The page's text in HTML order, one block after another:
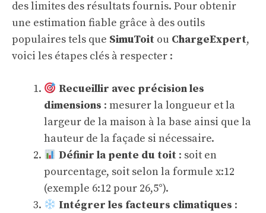
des limites des résultats fournis. Pour obtenir
une estimation fiable grâce à des outils
populaires tels que SimuToit ou ChargeExpert,
voici les étapes clés à respecter :
Recueillir avec précision les
dimensions : mesurer la longueur et la
largeur de la maison à la base ainsi que la
hauteur de la façade si nécessaire.
Définir la pente du toit : soit en
pourcentage, soit selon la formule x:12
(exemple 6:12 pour 26,5°).
Intégrer les facteurs climatiques :